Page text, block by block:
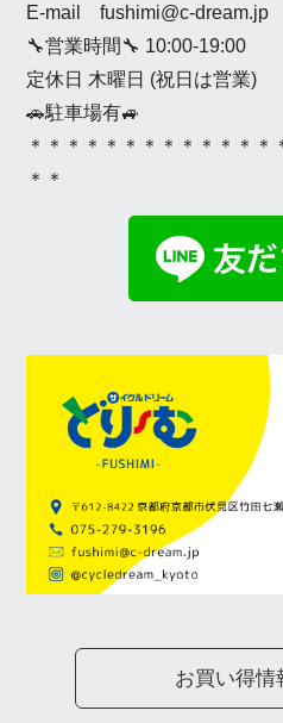
E-mail fushimi@c-dream.jp
🔧営業時間🔧 10:00-19:00
定休日 木曜日 (祝日は営業)
🚗駐車場有🚙
＊＊＊＊＊＊＊＊＊＊＊＊＊
＊＊
お買い得情